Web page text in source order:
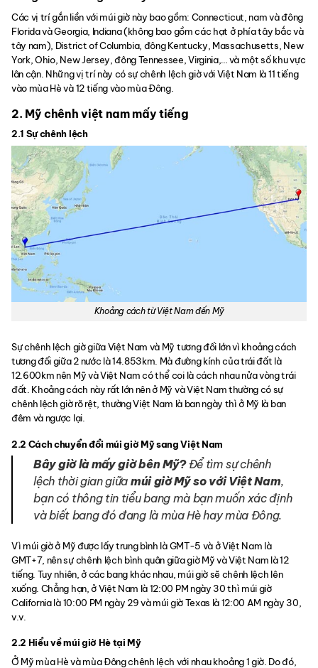
Các vị trí gắn liền với múi giờ này bao gồm: Connecticut, nam và đông
Florida và Georgia, Indiana (không bao gồm các hạt ở phía tây bắc và
tây nam), District of Columbia, đông Kentucky, Massachusetts, New
York, Ohio, New Jersey, đông Tennessee, Virginia,… và một số khu vực
lân cận. Những vị trí này có sự chênh lệch giờ với Việt Nam là 11 tiếng
vào mùa Hè và 12 tiếng vào mùa Đông.
2. Mỹ chênh việt nam mấy tiếng
2.1 Sự chênh lệch
Khoảng cách từ Việt Nam đến Mỹ
Sự chênh lệch giờ giữa Việt Nam và Mỹ tương đối lớn vì khoảng cách
tương đối giữa 2 nước là 14.853km. Mà đường kính của trái đất là
12.600km nên Mỹ và Việt Nam có thể coi là cách nhau nửa vòng trái
đất. Khoảng cách này rất lớn nên ở Mỹ và Việt Nam thường có sự
chênh lệch giờ rõ rệt, thường Việt Nam là ban ngày thì ở Mỹ là ban
đêm và ngược lại.
2.2 Cách chuyển đổi múi giờ Mỹ sang Việt Nam
Bây giờ là mấy giờ bên Mỹ?Để tìm sự chênh
lệch thời gian giữa múi giờ Mỹ so với Việt Nam,
bạn có thông tin tiểu bang mà bạn muốn xác định
và biết bang đó đang là mùa Hè hay mùa Đông.
Vì múi giờ ở Mỹ được lấy trung bình là GMT-5 và ở Việt Nam là
GMT+7, nên sự chênh lệch bình quân giữa giờ Mỹ và Việt Nam là 12
tiếng. Tuy nhiên, ở các bang khác nhau, múi giờ sẽ chênh lệch lên
xuống. Chẳng hạn, ở Việt Nam là 12:00 PM ngày 30 thì múi giờ
California là 10:00 PM ngày 29 và múi giờ Texas là 12:00 AM ngày 30,
v.v.
2.2 Hiểu về múi giờ Hè tại Mỹ
Ở Mỹ mùa Hè và mùa Đông chênh lệch với nhau khoảng 1 giờ. Do đó,